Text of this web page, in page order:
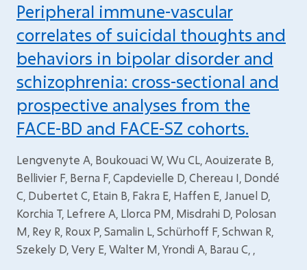
Peripheral immune-vascular
correlates of suicidal thoughts and
behaviors in bipolar disorder and
schizophrenia: cross-sectional and
prospective analyses from the
FACE-BD and FACE-SZ cohorts.
Lengvenyte A, Boukouaci W, Wu CL, Aouizerate B,
Bellivier F, Berna F, Capdevielle D, Chereau I, Dondé
C, Dubertet C, Etain B, Fakra E, Haffen E, Januel D,
Korchia T, Lefrere A, Llorca PM, Misdrahi D, Polosan
M, Rey R, Roux P, Samalin L, Schürhoff F, Schwan R,
Szekely D, Very E, Walter M, Yrondi A, Barau C, ,